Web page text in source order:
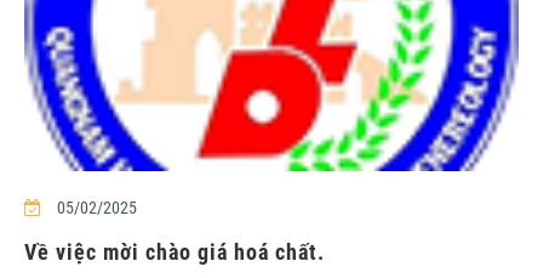
05/02/2025
Về việc mời chào giá hoá chất.